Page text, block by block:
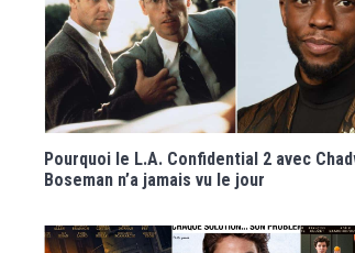
Pourquoi le L.A. Confidential 2 avec
Boseman n’a jamais vu le jour